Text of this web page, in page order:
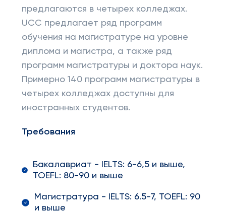
предлагаются в четырех колледжах.
UCC предлагает ряд программ
обучения на магистратуре на уровне
диплома и магистра, а также ряд
программ магистратуры и доктора наук.
Примерно 140 программ магистратуры в
четырех колледжах доступны для
иностранных студентов.
Требования
Бакалавриат - IELTS: 6-6,5 и выше,
TOEFL: 80-90 и выше
Магистратура - IELTS: 6.5-7, TOEFL: 90
и выше